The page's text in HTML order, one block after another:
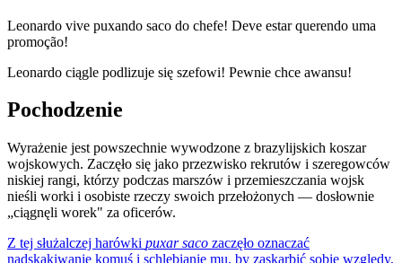
Leonardo vive puxando saco do chefe! Deve estar querendo uma
promoção!
Leonardo ciągle podlizuje się szefowi! Pewnie chce awansu!
Pochodzenie
Wyrażenie jest powszechnie wywodzone z brazylijskich koszar
wojskowych. Zaczęło się jako przezwisko rekrutów i szeregowców
niskiej rangi, którzy podczas marszów i przemieszczania wojsk
nieśli worki i osobiste rzeczy swoich przełożonych — dosłownie
„ciągnęli worek" za oficerów.
Z tej służalczej harówki puxar saco zaczęło oznaczać
nadskakiwanie komuś i schlebianie mu, by zaskarbić sobie względy,